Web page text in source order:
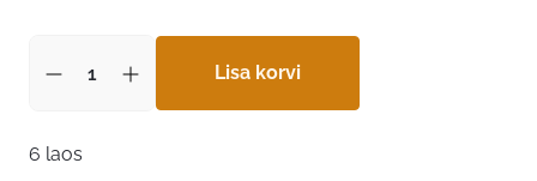
oli:
17,79 €.
on:
14,23 €.
Lisa korvi
6 laos